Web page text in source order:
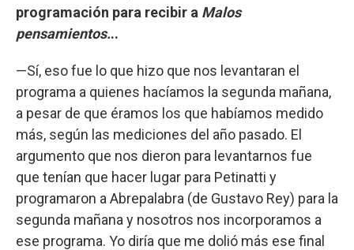
programación para recibir a Malos
pensamientos...
—Sí, eso fue lo que hizo que nos levantaran el
programa a quienes hacíamos la segunda mañana,
a pesar de que éramos los que habíamos medido
más, según las mediciones del año pasado. El
argumento que nos dieron para levantarnos fue
que tenían que hacer lugar para Petinatti y
programaron a Abrepalabra (de Gustavo Rey) para la
segunda mañana y nosotros nos incorporamos a
ese programa. Yo diría que me dolió más ese final